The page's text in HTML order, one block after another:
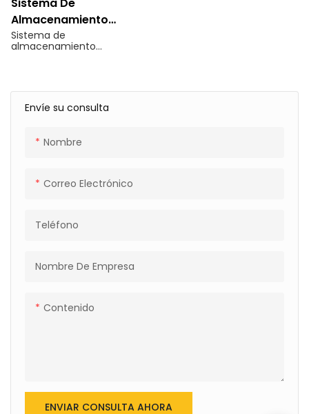
Envíe su consulta
Nombre
Correo Electrónico
Teléfono
Nombre De Empresa
Contenido
ENVIAR CONSULTA AHORA
Almacenamiento
Automatizado
Inteligente ASRS
Densidad
Sistema de
almacenamiento
densidad para
logística/comercio
electrónico. Encuentre
almacén estereoscópico
Asrs Warehouse en Hallmark